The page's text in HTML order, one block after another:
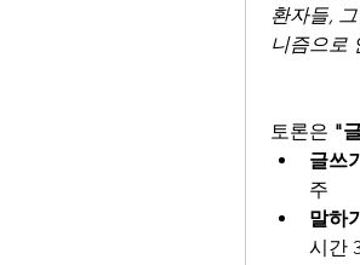
환자들,
니즘으로
토론은 "
글쓰
주
말하
시간